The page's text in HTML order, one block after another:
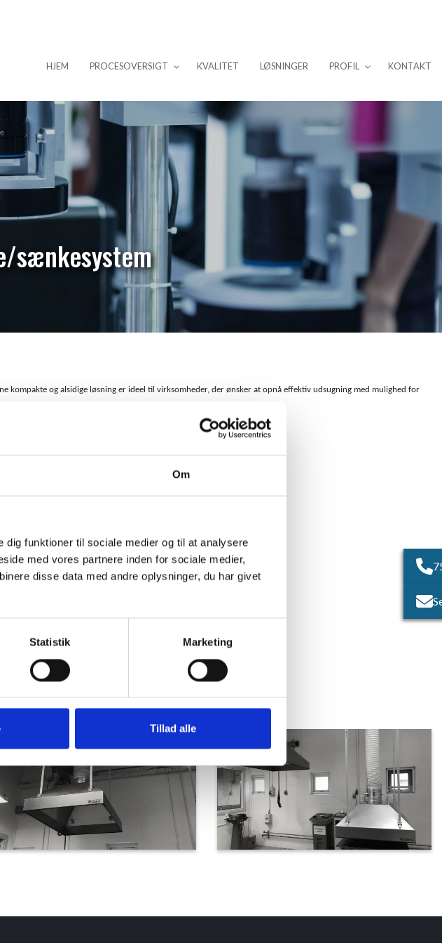
Om
funktioner til sociale medier og til at analysere
med vores partnere inden for sociale medier,
disse data med andre oplysninger, du har givet
Statistik Marketing
Tillad alle
HJEM PROCESOVERSIGT KVALITET LØSNINGER PROFIL KONTAKT
sænkesystem
og alsidige løsning er ideel til virksomheder, der ønsker at opnå effektiv udsugning med mulighed for